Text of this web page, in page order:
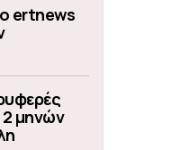
ertnews
2 μηνών